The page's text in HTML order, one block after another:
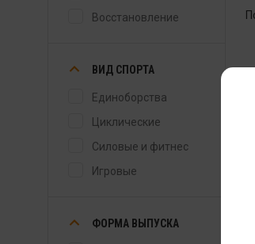
Восстановление
ВИД СПОРТА
Единоборства
Циклические
Силовые и фитнес
Игровые
ФОРМА ВЫПУСКА